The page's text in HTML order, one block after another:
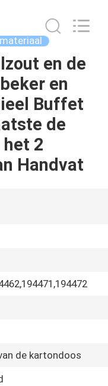
en de
en
Buffet
de
het 2
Handvat
de kartondoos